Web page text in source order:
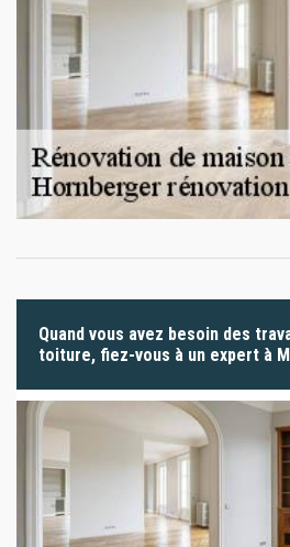
Quand vous avez besoin des
toiture, fiez-vous à un expert à